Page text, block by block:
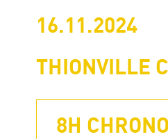
16.11.2024
THIONVILLE
8H